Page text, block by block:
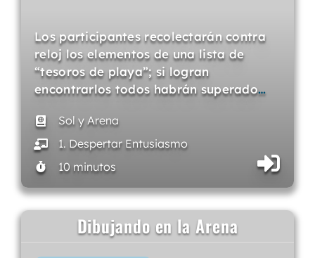
Los participantes recolectarán contra
reloj los elementos de una lista de
“tesoros de playa”; si logran
encontrarlos todos habrán superado…
Sol y Arena
1. Despertar Entusiasmo
10 minutos
Dibujando en la Arena